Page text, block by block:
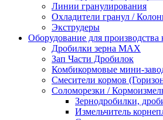
Линии гранулирования
Охладители гранул /
Экструдеры
Оборудование для производства
Дробилки зерна МАХ
Зап Части Дробилок
Комбикормовые мини-
Смесители кормов
Соломорезки /
Зернодробилки,
Измельчитель